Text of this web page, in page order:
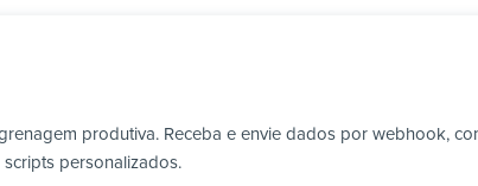
produtiva. Receba e envie dados por webhook,
personalizados.